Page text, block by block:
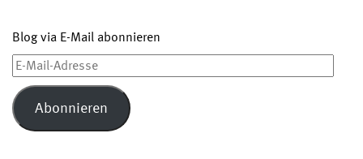
Blog via E-Mail abonnieren
E-
Mail-
Adresse
Abonnieren